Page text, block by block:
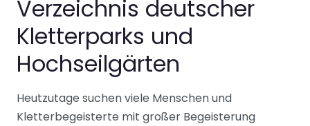
Verzeichnis deutscher
Kletterparks und
Hochseilgärten
Heutzutage suchen viele Menschen und
Kletterbegeisterte mit großer Begeisterung